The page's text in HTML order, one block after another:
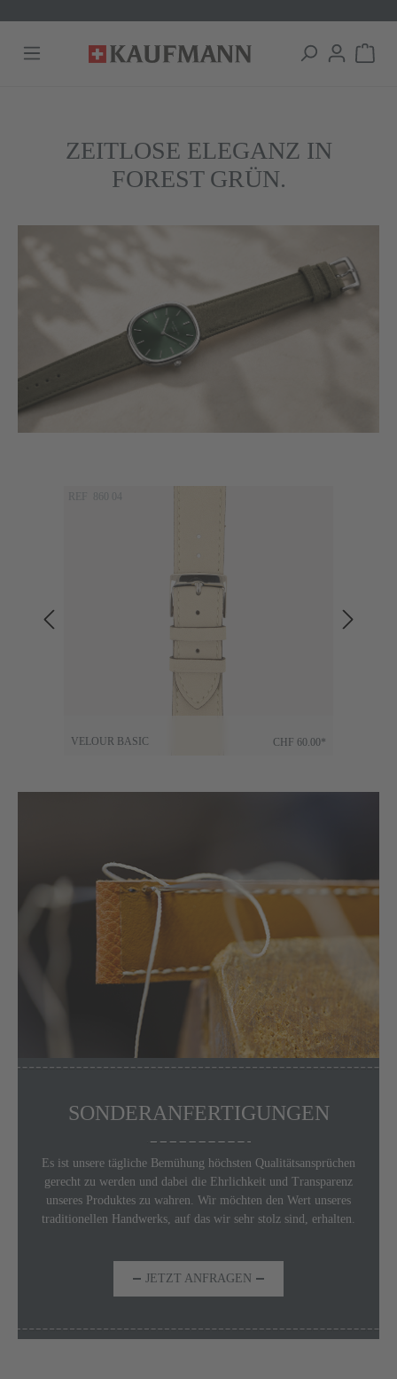
springen
ZEITLOSE ELEGANZ IN
FOREST GRÜN.
Produktgalerie überspringen
REF 860 04
VELOUR BASIC CHF 60.00*
SONDERANFERTIGUNGEN
Es ist unsere tägliche Bemühung höchsten Qualitätsansprüchen
gerecht zu werden und dabei die Ehrlichkeit und Transparenz
unseres Produktes zu wahren. Wir möchten den Wert unseres
traditionellen Handwerks, auf das wir sehr stolz sind, erhalten.
JETZT ANFRAGEN